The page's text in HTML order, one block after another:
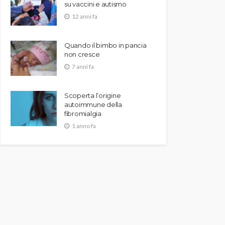
su vaccini e autismo
12 anni fa
Quando il bimbo in pancia
non cresce
7 anni fa
Scoperta l’origine
autoimmune della
fibromialgia
1 anno fa